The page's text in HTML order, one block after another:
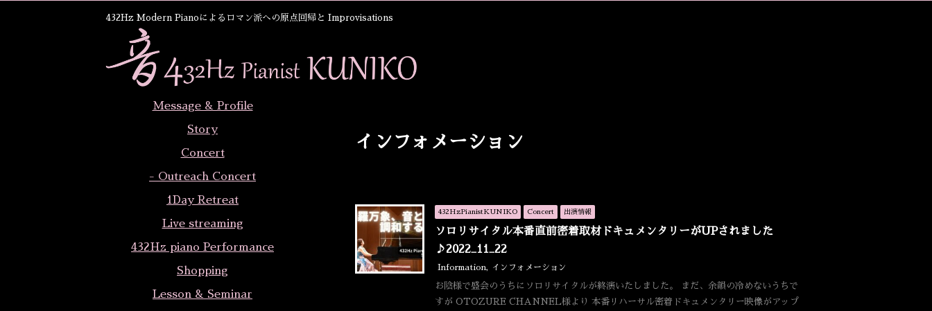
432Hz Modern Pianoによるロマン派への原点回帰と Improvisations
インフォメーション
432HzPianistKUNIKO Concert 出演情報
ソロリサイタル本番直前密着取材ドキュメンタリーがUPされました
♪2022_11_22
Information, インフォメーション
お陰様で盛会のうちにソロリサイタルが終演いたしました。 まだ、余韻の冷めないうちで
すが OTOZURE CHANNEL様より 本番リハーサル密着ドキュメンタリー映像がアップ
Message & Profile
Story
Concert
- Outreach Concert
1Day Retreat
Live streaming
432Hz piano Performance
Shopping
Lesson & Seminar